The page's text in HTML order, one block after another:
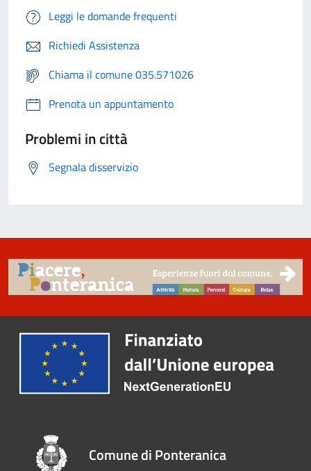
Leggi le domande frequenti
Richiedi Assistenza
Chiama il comune 035.571026
Prenota un appuntamento
Problemi in città
Segnala disservizio
Comune di Ponteranica